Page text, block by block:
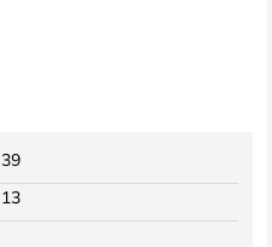
13
39